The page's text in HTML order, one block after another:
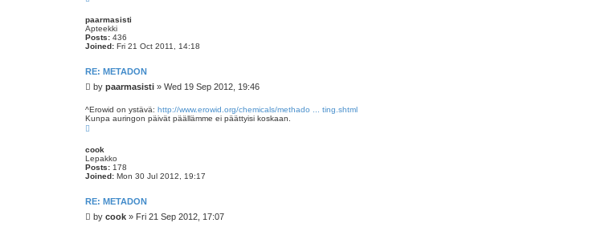
paarmasisti
Apteekki
Posts: 436
Joined: Fri 21 Oct 2011, 14:18
RE: METADON
P
s
t
by paarmasisti » Wed 19 Sep 2012, 19:46
^Erowid on ystävä: http://www.erowid.org/chemicals/methado ... ting.shtml
Kunpa auringon päivät päällämme ei päättyisi koskaan.
cook
Lepakko
Posts: 178
Joined: Mon 30 Jul 2012, 19:17
RE: METADON
Pby cook » Fri 21 Sep 2012, 17:07